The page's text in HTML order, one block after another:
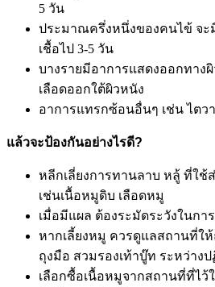
5 วัน
ประมาณครึ่งหนึ่งของคนไข้ จะ
เชื้อไป 3-5 วัน
บางรายมีอาการแสดงออกทาง
เลือดออกใต้ผิวหนัง
อาการแทรกซ้อนอื่นๆ เช่น ไตว
แล้วจะป้องกันอย่างไรดี?
หลีกเลี่ยงการทานลาบ หลู้ ที่ใช้
เช่นเนื้อหมูดิบ เลือดหมู
เมื่อมีแผล ต้องระมัดระวังในกา
หากเลี้ยงหมู ควรดูแลสถานที่ใ
ถุงมือ สวมรองเท้าบู๊ท ระหว่าง
เลือกซื้อเนื้อหมูจากสถานที่ที่ไว้